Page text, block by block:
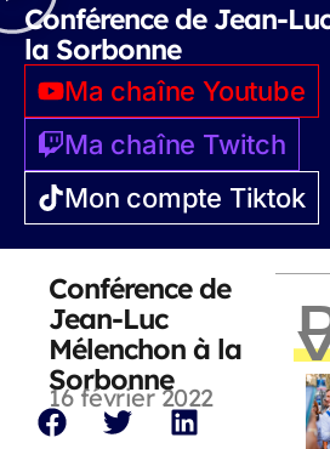
Conférence de Jean-
la Sorbonne
Ma chaîne Youtube
Ma chaîne Twitch
Mon compte Tiktok
Conférence de
Jean-Luc
Mélenchon à la
Sorbonne
16 février 2022